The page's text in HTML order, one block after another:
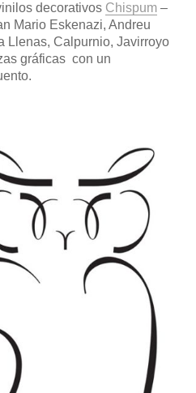
decorativos Chispum –
Mario Eskenazi, Andreu
Llenas, Calpurnio, Javirroyo
gráficas con un